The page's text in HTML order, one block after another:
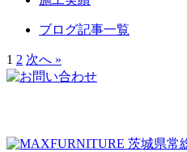
ブログ記事一覧
1 2 次へ »
茨城県常